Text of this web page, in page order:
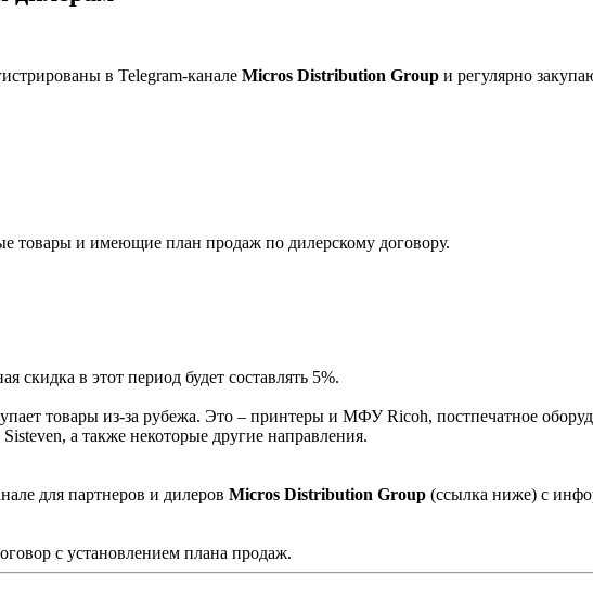
в Telegram-канале Micros Distribution Group и регулярно
товары и имеющие план продаж по дилерскому договору.
скидка в этот период будет составлять 5%.
товары из-за рубежа. Это – принтеры и МФУ Ricoh, постпечатное
а также некоторые другие направления.
для партнеров и дилеров Micros Distribution Group (ссылка ниже) с
с установлением плана продаж.